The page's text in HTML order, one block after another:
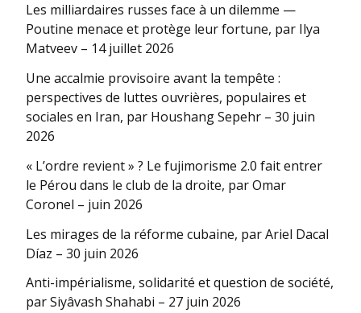
Les milliardaires russes face à un dilemme —
Poutine menace et protège leur fortune, par Ilya
Matveev – 14 juillet 2026
Une accalmie provisoire avant la tempête :
perspectives de luttes ouvrières, populaires et
sociales en Iran, par Houshang Sepehr – 30 juin
2026
« L’ordre revient » ? Le fujimorisme 2.0 fait entrer
le Pérou dans le club de la droite, par Omar
Coronel – juin 2026
Les mirages de la réforme cubaine, par Ariel Dacal
Díaz – 30 juin 2026
Anti-impérialisme, solidarité et question de société,
par Siyâvash Shahabi – 27 juin 2026